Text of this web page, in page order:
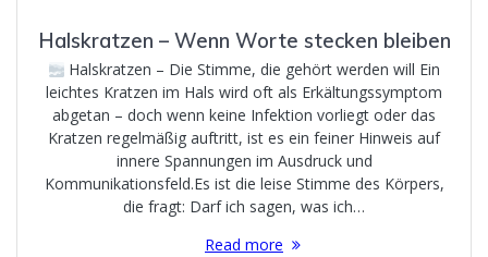
Halskratzen – Wenn Worte stecken bleiben
Halskratzen – Die Stimme, die gehört werden will Ein
leichtes Kratzen im Hals wird oft als Erkältungssymptom
abgetan – doch wenn keine Infektion vorliegt oder das
Kratzen regelmäßig auftritt, ist es ein feiner Hinweis auf
innere Spannungen im Ausdruck und
Kommunikationsfeld.Es ist die leise Stimme des Körpers,
die fragt: Darf ich sagen, was ich…
Read more